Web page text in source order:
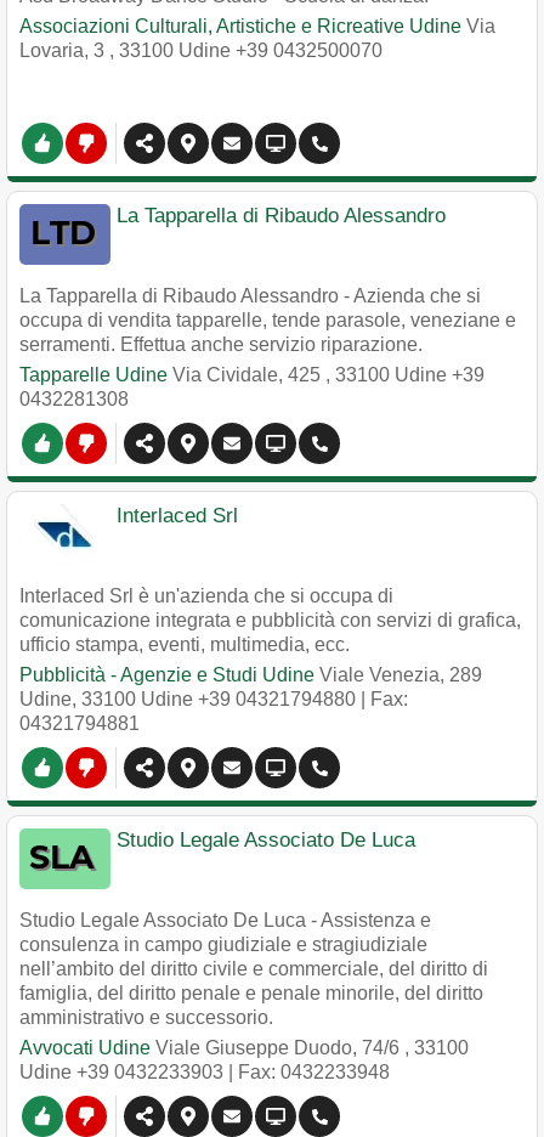
Associazioni Culturali, Artistiche e Ricreative Udine Via
Lovaria, 3 , 33100 Udine +39 0432500070
La Tapparella di Ribaudo Alessandro
La Tapparella di Ribaudo Alessandro - Azienda che si
occupa di vendita tapparelle, tende parasole, veneziane e
serramenti. Effettua anche servizio riparazione.
Tapparelle Udine Via Cividale, 425 , 33100 Udine +39
0432281308
Interlaced Srl
Interlaced Srl è un'azienda che si occupa di
comunicazione integrata e pubblicità con servizi di grafica,
ufficio stampa, eventi, multimedia, ecc.
Pubblicità - Agenzie e Studi Udine Viale Venezia, 289
Udine, 33100 Udine +39 04321794880 | Fax:
04321794881
Studio Legale Associato De Luca
Studio Legale Associato De Luca - Assistenza e
consulenza in campo giudiziale e stragiudiziale
nell’ambito del diritto civile e commerciale, del diritto di
famiglia, del diritto penale e penale minorile, del diritto
amministrativo e successorio.
Avvocati Udine Viale Giuseppe Duodo, 74/6 , 33100
Udine +39 0432233903 | Fax: 0432233948